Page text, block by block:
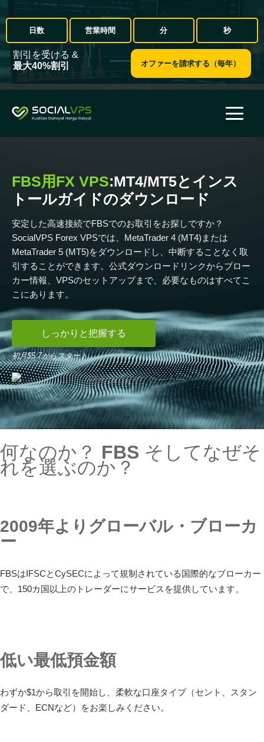
日数 営業時間 分 秒
割引を受ける &
最大40%割引
オファーを請求する（毎年）
FBS用FX VPS:MT4/MT5とインス
トールガイドのダウンロード
安定した高速接続でFBSでのお取引をお探しですか？
SocialVPS Forex VPSでは、MetaTrader 4 (MT4)または
MetaTrader 5 (MT5)をダウンロードし、中断することなく取
引することができます。公式ダウンロードリンクからブロー
カー情報、VPSのセットアップまで、必要なものはすべてこ
こにあります。
しっかりと把握する
初月$5.7からスタート
何なのか？ FBS そしてなぜそ
れを選ぶのか？
2009年よりグローバル・ブローカ
ー
FBSはIFSCとCySECによって規制されている国際的なブローカー
で、150カ国以上のトレーダーにサービスを提供しています。
低い最低預金額
わずか$1から取引を開始し、柔軟な口座タイプ（セント、スタン
ダード、ECNなど）をお楽しみください。